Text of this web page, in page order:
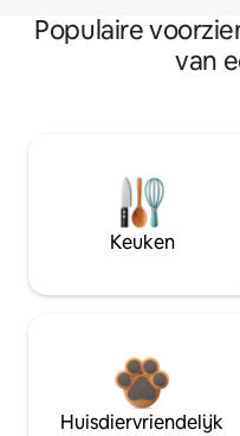
Populaire
van
Keuken
Huisdiervriendelijk